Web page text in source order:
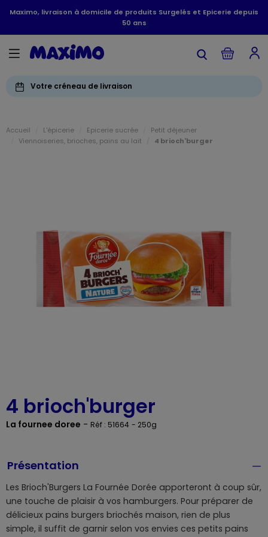
Maximo, livraison à domicile de produits Surgelés et Epicerie depuis
50 ans
Votre créneau de livraison
Accueil L'épicerie Epicerie sucrée
Petit déjeuner
Viennoiseries, brioches, pains au lait
4 brioch'burger
4 brioch'burger
La fournee doree - Réf : 51664 - 250g
Présentation
Les Brioch'Burgers La Fournée Dorée apporteront à coup sûr,
une touche de plaisir à vos hamburgers. Pour préparer de
délicieux pains burgers briochés maison, rien de plus
simple, il suffit de garnir selon vos envies ces petits pains